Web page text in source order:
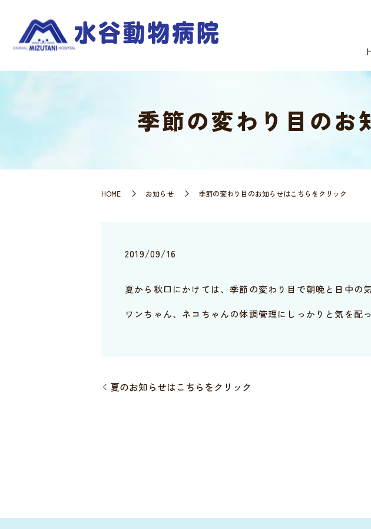
季節の変わり目のお
HOME お知らせ 季節の変わり目のお知らせはこちらをクリック
2019/09/16
夏から秋口にかけては、季節の変わり目で朝晩と日中の
ワンちゃん、ネコちゃんの体調管理にしっかりと気を配
夏のお知らせはこちらをクリック